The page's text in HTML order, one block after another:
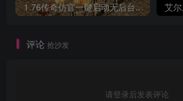
1.76传奇仿官一键启动无后台和辅助究极肝传奇
评论 抢沙发
请登录后发表评论